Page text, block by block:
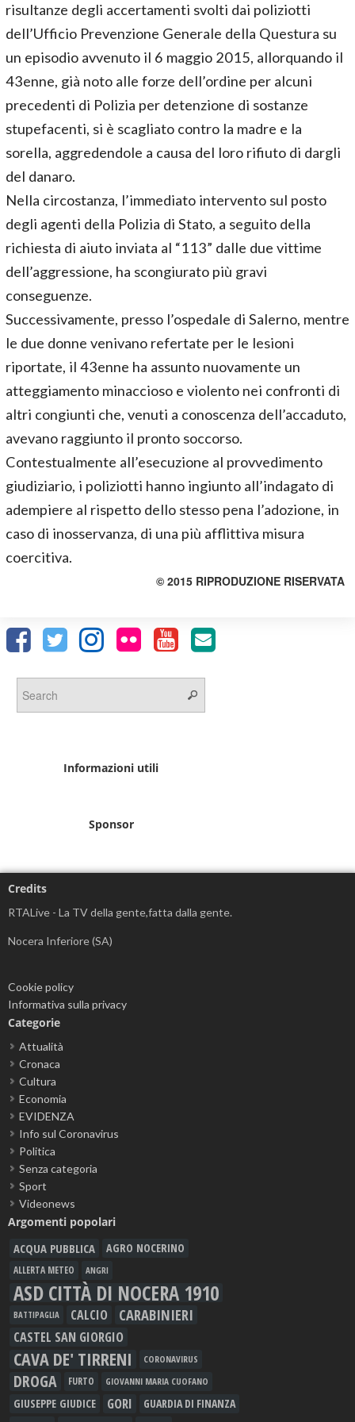
risultanze degli accertamenti svolti dai poliziotti
dell’Ufficio Prevenzione Generale della Questura su
un episodio avvenuto il 6 maggio 2015, allorquando il
43enne, già noto alle forze dell’ordine per alcuni
precedenti di Polizia per detenzione di sostanze
stupefacenti, si è scagliato contro la madre e la
sorella, aggredendole a causa del loro rifiuto di dargli
del danaro.
Nella circostanza, l’immediato intervento sul posto
degli agenti della Polizia di Stato, a seguito della
richiesta di aiuto inviata al “113” dalle due vittime
dell’aggressione, ha scongiurato più gravi
conseguenze.
Successivamente, presso l’ospedale di Salerno, mentre
le due donne venivano refertate per le lesioni
riportate, il 43enne ha assunto nuovamente un
atteggiamento minaccioso e violento nei confronti di
altri congiunti che, venuti a conoscenza dell’accaduto,
avevano raggiunto il pronto soccorso.
Contestualmente all’esecuzione al provvedimento
giudiziario, i poliziotti hanno ingiunto all’indagato di
adempiere al rispetto dello stesso pena l’adozione, in
caso di inosservanza, di una più afflittiva misura
coercitiva.
© 2015 RIPRODUZIONE RISERVATA
Informazioni utili
Sponsor
Credits
RTALive - La TV della gente,fatta dalla gente.
Nocera Inferiore (SA)
Cookie policy
Informativa sulla privacy
Categorie
Attualità
Cronaca
Cultura
Economia
EVIDENZA
Info sul Coronavirus
Politica
Senza categoria
Sport
Videonews
Argomenti popolari
ACQUA PUBBLICA AGRO NOCERINO
ALLERTA METEO ANGRI
ASD CITTÀ DI NOCERA 1910
BATTIPAGLIA CALCIO CARABINIERI
CASTEL SAN GIORGIO
CAVA DE' TIRRENI CORONAVIRUS
DROGA FURTO GIOVANNI MARIA CUOFANO
GIUSEPPE GIUDICE GORI GUARDIA DI FINANZA